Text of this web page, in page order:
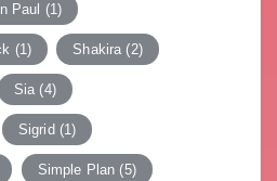
Paul (1)
(1) Shakira (2)
Sia (4)
Sigrid (1)
Simple Plan (5)